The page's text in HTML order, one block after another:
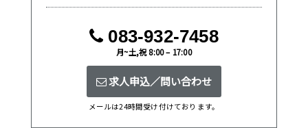
083-932-7458
月~土,祝 8:00 – 17:00
求人申込／問い合わせ
メールは24時間受け付けております。